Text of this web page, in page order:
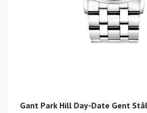
Gant Park Hill Day-Date Gent